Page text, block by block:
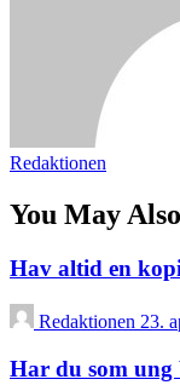
Redaktionen
You May
Hav altid en
Redaktionen 23.
Har du som